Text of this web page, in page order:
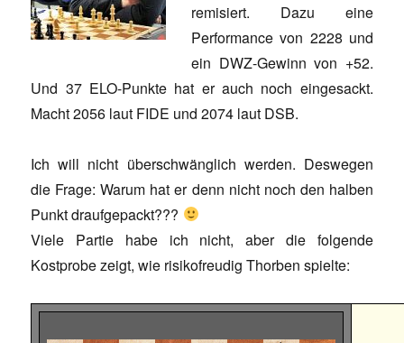
remisiert. Dazu eine
Performance von 2228 und
ein DWZ-Gewinn von +52.
Und 37 ELO-Punkte hat er auch noch eingesackt.
Macht 2056 laut FIDE und 2074 laut DSB.
Ich will nicht überschwänglich werden. Deswegen
die Frage: Warum hat er denn nicht noch den halben
Punkt draufgepackt???
Viele Partie habe ich nicht, aber die folgende
Kostprobe zeigt, wie risikofreudig Thorben spielte: